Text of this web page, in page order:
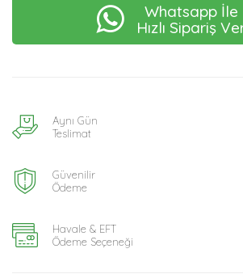
Whatsapp İle
Hızlı Sipariş
Aynı Gün
Teslimat
Güvenilir
Ödeme
Havale & EFT
Ödeme Seçeneği